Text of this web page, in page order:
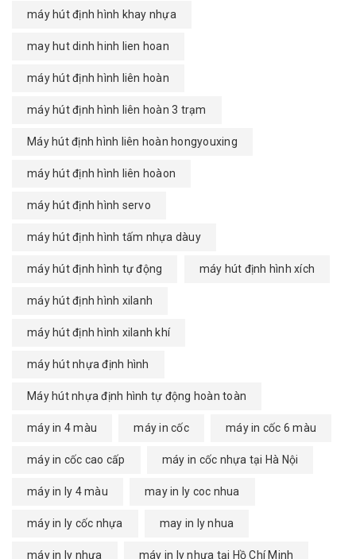
máy hút định hình khay nhựa
may hut dinh hinh lien hoan
máy hút định hình liên hoàn
máy hút định hình liên hoàn 3 trạm
Máy hút định hình liên hoàn hongyouxing
máy hút định hình liên hoàon
máy hút định hình servo
máy hút định hình tấm nhựa dàuy
máy hút định hình tự động máy hút định hình xích
máy hút định hình xilanh
máy hút định hình xilanh khí
máy hút nhựa định hình
Máy hút nhựa định hình tự động hoàn toàn
máy in 4 màu máy in cốc máy in cốc 6 màu
máy in cốc cao cấp máy in cốc nhựa tại Hà Nội
máy in ly 4 màu may in ly coc nhua
máy in ly cốc nhựa may in ly nhua
máy in ly nhựa máy in ly nhựa tại Hồ Chí Minh